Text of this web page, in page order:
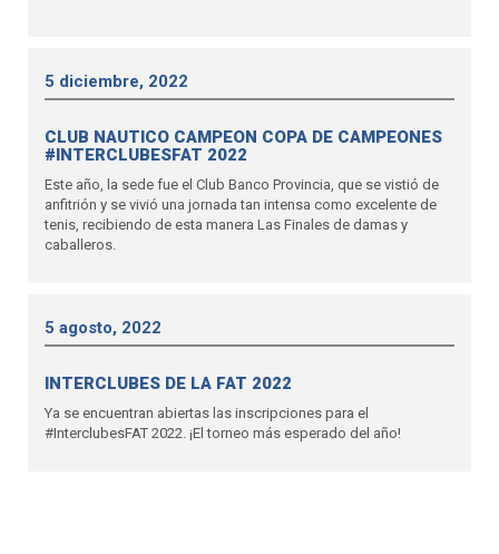
5 diciembre, 2022
CLUB NAUTICO CAMPEON COPA DE CAMPEONES
#INTERCLUBESFAT 2022
Este año, la sede fue el Club Banco Provincia, que se vistió de
anfitrión y se vivió una jornada tan intensa como excelente de
tenis, recibiendo de esta manera Las Finales de damas y
caballeros.
5 agosto, 2022
INTERCLUBES DE LA FAT 2022
Ya se encuentran abiertas las inscripciones para el
#InterclubesFAT 2022. ¡El torneo más esperado del año!